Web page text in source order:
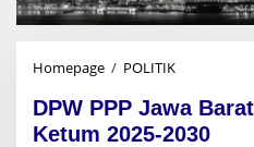
Homepage / POLITIK
W
P
DPW PPP Jawa
Ketum 2025-2030